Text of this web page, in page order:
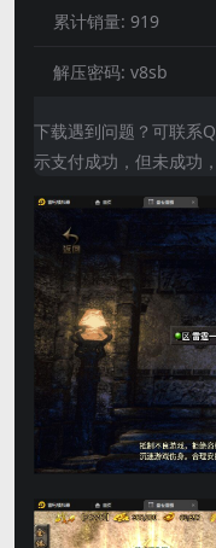
累计销量: 919
解压密码: v8sb
下载遇到问题？可联系
示支付成功，但未成功